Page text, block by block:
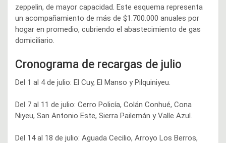
zeppelin, de mayor capacidad. Este esquema representa
un acompañamiento de más de $1.700.000 anuales por
hogar en promedio, cubriendo el abastecimiento de gas
domiciliario.
Cronograma de recargas de julio
Del 1 al 4 de julio: El Cuy, El Manso y Pilquiniyeu.
Del 7 al 11 de julio: Cerro Policía, Colán Conhué, Cona
Niyeu, San Antonio Este, Sierra Pailemán y Valle Azul.
Del 14 al 18 de julio: Aguada Cecilio, Arroyo Los Berros,